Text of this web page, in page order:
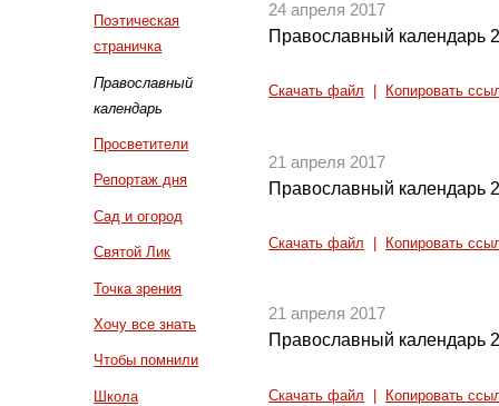
Поэтическая
страничка
Православный
календарь
Просветители
Репортаж дня
Сад и огород
Святой Лик
Точка зрения
Хочу все знать
Чтобы помнили
Школа
24 апреля 2017
Православный календарь
Скачать файл Копировать
21 апреля 2017
Православный календарь
Скачать файл Копировать
21 апреля 2017
Православный календарь
Скачать файл Копировать